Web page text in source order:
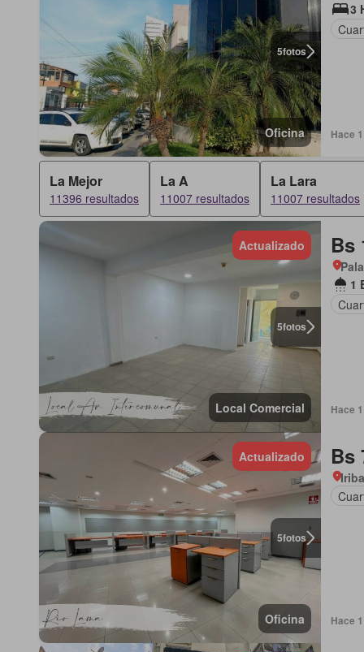
5fotos
Oficina
3
Hace
La Mejor
11396 resultados
La A
11007 resultados
La Lara
11007 resultados
5fotos
Actualizado
Local Comercial
Bs
1
Hace
5fotos
Actualizado
Oficina
Bs
Hace